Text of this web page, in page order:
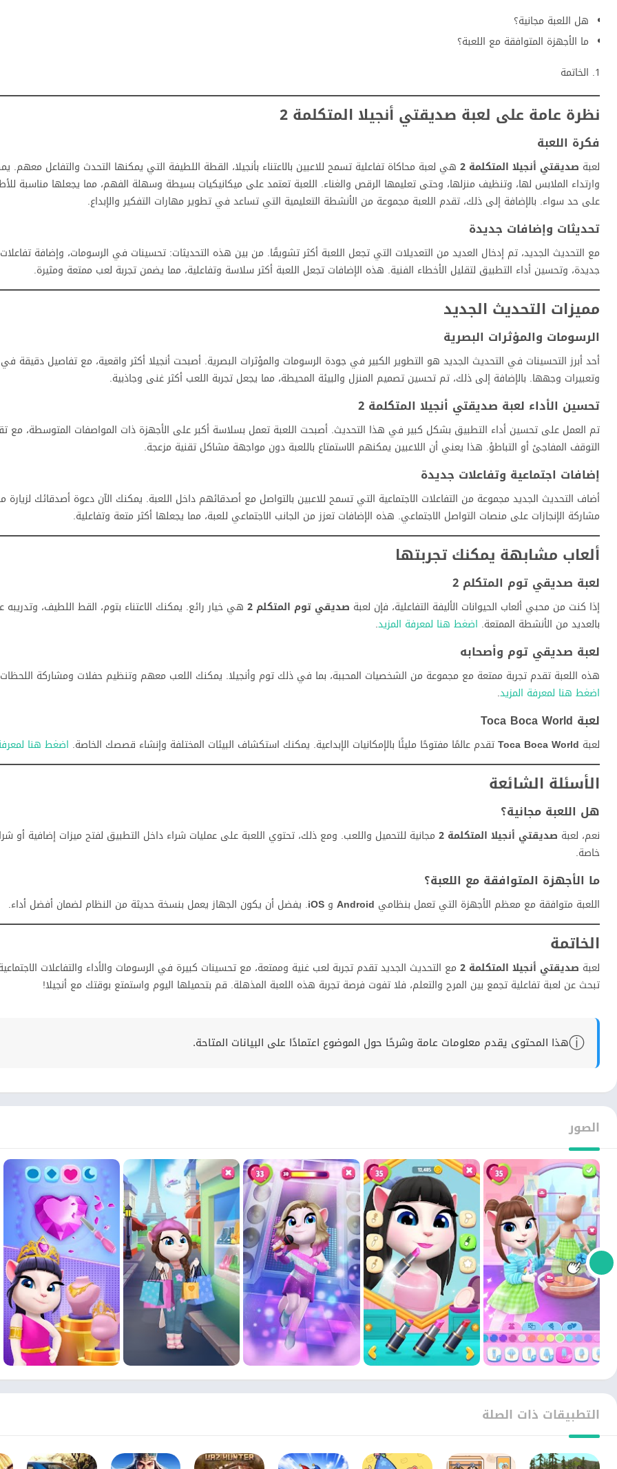
هل اللعبة مجانية؟
ما الأجهزة المتوافقة مع اللعبة؟
الخاتمة
نظرة عامة على لعبة صديقتي أنجيلا المتكلمة 2
فكرة اللعبة
لعبة صديقتي أنجيلا المتكلمة 2
هي لعبة محاكاة تفاعلية تسمح للاعبين بالاعتناء بأنجيلا، القطة اللطيفة التي يمكنها التحدث والتفاعل معهم.
وارتداء الملابس لها، وتنظيف منزلها، وحتى تعليمها الرقص والغناء. اللعبة تعتمد على ميكانيكيات بسيطة وسهلة الفهم، مما يجعلها مناسبة
على حد سواء. بالإضافة إلى ذلك، تقدم اللعبة مجموعة من الأنشطة التعليمية التي تساعد في تطوير مهارات التفكير والإبداع.
تحديثات وإضافات جديدة
مع التحديث الجديد، تم إدخال العديد من التعديلات التي تجعل اللعبة أكثر تشويقًا. من بين هذه التحديثات: تحسينات في الرسومات، وإضافة تفاعلات
جديدة، وتحسين أداء التطبيق لتقليل الأخطاء الفنية. هذه الإضافات تجعل اللعبة أكثر سلاسة وتفاعلية، مما يضمن تجربة لعب ممتعة ومثيرة.
مميزات التحديث الجديد
الرسومات والمؤثرات البصرية
أحد أبرز التحسينات في التحديث الجديد هو التطوير الكبير في جودة الرسومات والمؤثرات البصرية. أصبحت أنجيلا أكثر واقعية، مع تفاصيل دقيقة
وتعبيرات وجهها. بالإضافة إلى ذلك، تم تحسين تصميم المنزل والبيئة المحيطة، مما يجعل تجربة اللعب أكثر غنى وجاذبية.
تحسين الأداء لعبة صديقتي أنجيلا المتكلمة 2
تم العمل على تحسين أداء التطبيق بشكل كبير في هذا التحديث. أصبحت اللعبة تعمل بسلاسة أكبر على الأجهزة ذات المواصفات المتوسطة، مع
التوقف المفاجئ أو التباطؤ. هذا يعني أن اللاعبين يمكنهم الاستمتاع باللعبة دون مواجهة مشاكل تقنية مزعجة.
إضافات اجتماعية وتفاعلات جديدة
أضاف التحديث الجديد مجموعة من التفاعلات الاجتماعية التي تسمح للاعبين بالتواصل مع أصدقائهم داخل اللعبة. يمكنك الآن دعوة أصدقائك لزيارة
مشاركة الإنجازات على منصات التواصل الاجتماعي. هذه الإضافات تعزز من الجانب الاجتماعي للعبة، مما يجعلها أكثر متعة وتفاعلية.
ألعاب مشابهة يمكنك تجربتها
لعبة صديقي توم المتكلم 2
إذا كنت من محبي ألعاب الحيوانات الأليفة التفاعلية، فإن لعبة صديقي توم المتكلم 2
هي خيار رائع. يمكنك الاعتناء بتوم، القط اللطيف، وتدريبه
بالعديد من الأنشطة الممتعة. اضغط هنا لمعرفة المزيد.
لعبة صديقي توم وأصحابه
هذه اللعبة تقدم تجربة ممتعة مع مجموعة من الشخصيات المحببة، بما في ذلك توم وأنجيلا. يمكنك اللعب معهم وتنظيم حفلات ومشاركة اللحظات
اضغط هنا لمعرفة المزيد.
لعبة Toca Boca World
لعبة Toca Boca Worldتقدم عالمًا مفتوحًا مليئًا بالإمكانيات الإبداعية. يمكنك استكشاف البيئات المختلفة وإنشاء قصصك الخاصة. اضغط هنا
الأسئلة الشائعة
هل اللعبة مجانية؟
نعم، لعبة صديقتي أنجيلا المتكلمة 2
مجانية للتحميل واللعب. ومع ذلك، تحتوي اللعبة على عمليات شراء داخل التطبيق لفتح ميزات إضافية أو
خاصة.
ما الأجهزة المتوافقة مع اللعبة؟
اللعبة متوافقة مع معظم الأجهزة التي تعمل بنظامي Android و iOS. يفضل أن يكون الجهاز يعمل بنسخة حديثة من النظام لضمان أفضل أداء.
الخاتمة
لعبة صديقتي أنجيلا المتكلمة 2
مع التحديث الجديد تقدم تجربة لعب غنية وممتعة، مع تحسينات كبيرة في الرسومات والأداء والتفاعلات
تبحث عن لعبة تفاعلية تجمع بين المرح والتعلم، فلا تفوت فرصة تجربة هذه اللعبة المذهلة. قم بتحميلها اليوم واستمتع بوقتك مع أنجيلا!
ⓘهذا المحتوى يقدم معلومات عامة وشرحًا حول الموضوع اعتمادًا على البيانات المتاحة.
الصور
التطبيقات ذات الصلة